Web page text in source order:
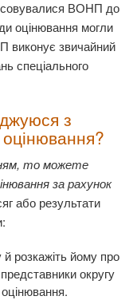
ВОНП до
оцінювання могли
виконує звичайний
спеціального
з
то можете
за рахунок
або результати
й розкажіть йому про
округу